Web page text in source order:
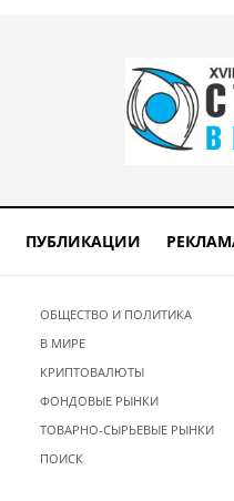
ПУБЛИКАЦИИ
ОБЩЕСТВО И ПОЛИТИКА
В МИРЕ
КРИПТОВАЛЮТЫ
ФОНДОВЫЕ РЫНКИ
ТОВАРНО-СЫРЬЕВЫЕ РЫНКИ
ПОИСК